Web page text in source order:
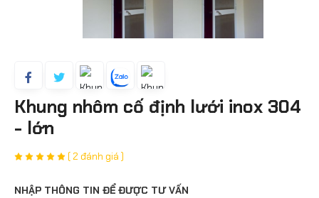
Khung nhôm cố định lưới inox 304
- lớn
( 2 đánh giá )
NHẬP THÔNG TIN ĐỂ ĐƯỢC TƯ VẤN